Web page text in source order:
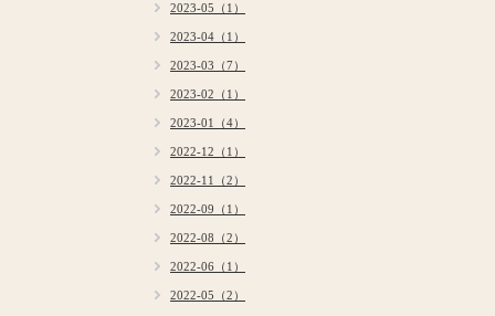
2023-05（1）
2023-04（1）
2023-03（7）
2023-02（1）
2023-01（4）
2022-12（1）
2022-11（2）
2022-09（1）
2022-08（2）
2022-06（1）
2022-05（2）